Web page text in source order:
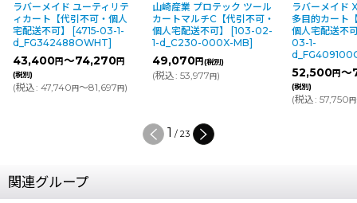
ラバーメイド ユーティリテ
ィカート【代引不可・個人
宅配送不可】
[4715-03-1-
d_FG342488OWHT]
43,400円～74,270円
(税別)
(税込: 47,740円～81,697円)
山崎産業 プロテック ツール
カートマルチC【代引不可・
個人宅配送不可】
[103-02-
1-d_C230-000X-MB]
49,070円(税別)
(税込: 53,977円)
ラバーメイド
多目的カート
個人宅配送不
03-1-
52,500円～
(税別)
(税込: 57,750円
1 / 23
関連グループ